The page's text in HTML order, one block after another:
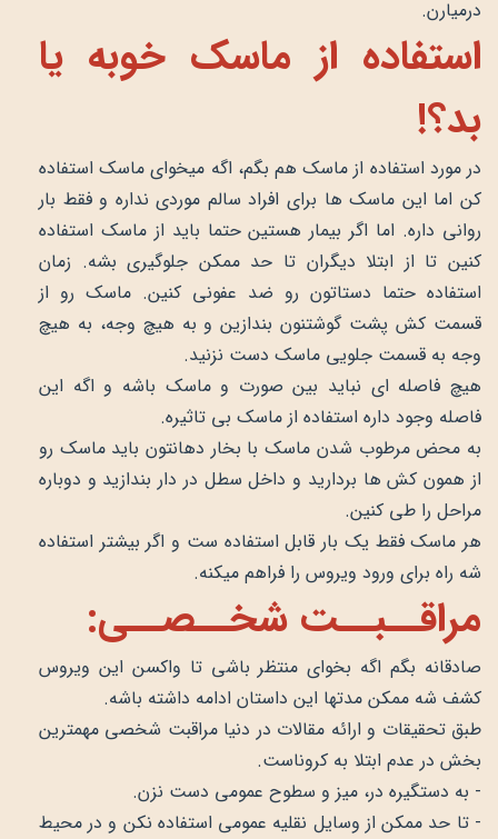
درمیارن.
استفاده از ماسک خوبه یا
بد؟!
در مورد استفاده از ماسک هم بگم، اگه میخوای ماسک استفاده
کن اما این ماسک ها برای افراد سالم موردی نداره و فقط بار
روانی داره. اما اگر بیمار هستین حتما باید از ماسک استفاده
کنین تا از ابتلا دیگران تا حد ممکن جلوگیری بشه. زمان
استفاده حتما دستاتون رو ضد عفونی کنین. ماسک رو از
قسمت کش پشت گوشتنون بندازین و به هیچ وجه، به هیچ
وجه به قسمت جلویی ماسک دست نزنید.
هیچ فاصله ای نباید بین صورت و ماسک باشه و اگه این
فاصله وجود داره استفاده از ماسک بی تاثیره.
به محض مرطوب شدن ماسک با بخار دهانتون باید ماسک رو
از همون کش ها بردارید و داخل سطل در دار بندازید و دوباره
مراحل را طی کنین.
هر ماسک فقط یک بار قابل استفاده ست و اگر بیشتر استفاده
شه راه برای ورود ویروس را فراهم میکنه.
مراقــبــت شخــصــی:
صادقانه بگم اگه بخوای منتظر باشی تا واکسن این ویروس
کشف شه ممکن مدتها این داستان ادامه داشته باشه.
طبق تحقیقات و ارائه مقالات در دنیا مراقبت شخصی مهمترین
بخش در عدم ابتلا به کروناست.
- به دستگیره در، میز و سطوح عمومی دست نزن.
- تا حد ممکن از وسایل نقلیه عمومی استفاده نکن و در محیط